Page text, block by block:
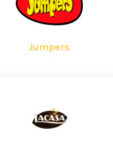
Jumpers